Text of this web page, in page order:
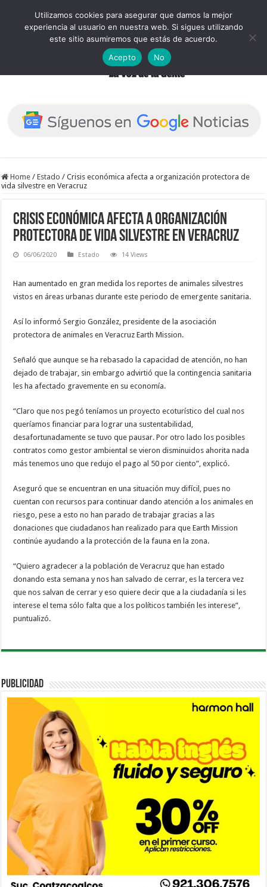
Home / Estado / Crisis económica afecta a organización protectora de
vida silvestre en Veracruz
Crisis económica afecta a organización
protectora de vida silvestre en Veracruz
06/06/2020 Estado 14 Views
Han aumentado en gran medida los reportes de animales silvestres
vistos en áreas urbanas durante este periodo de emergente sanitaria.
Así lo informó Sergio González, presidente de la asociación
protectora de animales en Veracruz Earth Mission.
Señaló que aunque se ha rebasado la capacidad de atención, no han
dejado de trabajar, sin embargo advirtió que la contingencia sanitaria
les ha afectado gravemente en su economía.
“Claro que nos pegó teníamos un proyecto ecoturístico del cual nos
queríamos financiar para lograr una sustentabilidad,
desafortunadamente se tuvo que pausar. Por otro lado los posibles
contratos como gestor ambiental se vieron disminuidos ahorita nada
más tenemos uno que redujo el pago al 50 por ciento”, explicó.
Aseguró que se encuentran en una situación muy difícil, pues no
cuentan con recursos para continuar dando atención a los animales en
riesgo, pese a esto no han parado de trabajar gracias a las
donaciones que ciudadanos han realizado para que Earth Mission
continúe ayudando a la protección de la fauna en la zona.
“Quiero agradecer a la población de Veracruz que han estado
donando esta semana y nos han salvado de cerrar, es la tercera vez
que nos salvan de cerrar y eso quiere decir que a la ciudadanía si les
interese el tema sólo falta que a los políticos también les interese”,
puntualizó.
PUBLICIDAD
Utilizamos cookies para asegurar que damos la mejor
experiencia al usuario en nuestra web. Si sigues utilizando
este sitio asumiremos que estás de acuerdo.
Acepto
No